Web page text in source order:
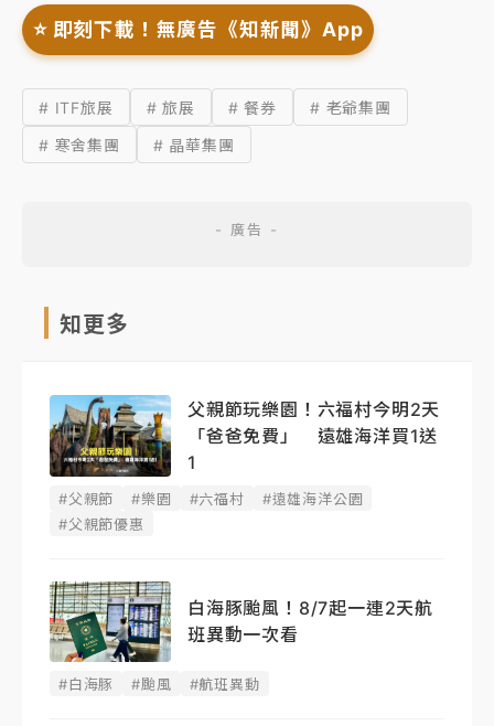
⭐️ 即刻下載！無廣告《知新聞》App
# ITF旅展 # 旅展 # 餐券
# 老爺集團
# 寒舍集團
# 晶華集團
知更多
父親節玩樂園！六福村今明2天
「爸爸免費」 遠雄海洋買1送
1
#父親節 #樂園 #六福村
#遠雄海洋公園
#父親節優惠
白海豚颱風！8/7起一連2天航
班異動一次看
#白海豚 #颱風 #航班異動